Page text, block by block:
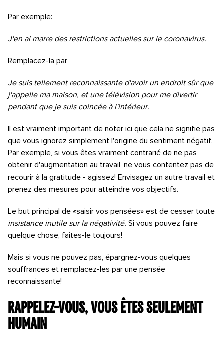
Par exemple:
J'en ai marre des restrictions actuelles sur le coronavirus.
Remplacez-la par
Je suis tellement reconnaissante d'avoir un endroit sûr que
j'appelle ma maison, et une télévision pour me divertir
pendant que je suis coincée à l'intérieur.
Il est vraiment important de noter ici que cela ne signifie pas
que vous ignorez simplement l'origine du sentiment négatif.
Par exemple, si vous êtes vraiment contrarié de ne pas
obtenir d'augmentation au travail, ne vous contentez pas de
recourir à la gratitude - agissez! Envisagez un autre travail et
prenez des mesures pour atteindre vos objectifs.
Le but principal de «saisir vos pensées» est de cesser toute
insistance inutile sur la négativité. Si vous pouvez faire
quelque chose, faites-le toujours!
Mais si vous ne pouvez pas, épargnez-vous quelques
souffrances et remplacez-les par une pensée
reconnaissante!
Rappelez-vous, vous êtes seulement
humain